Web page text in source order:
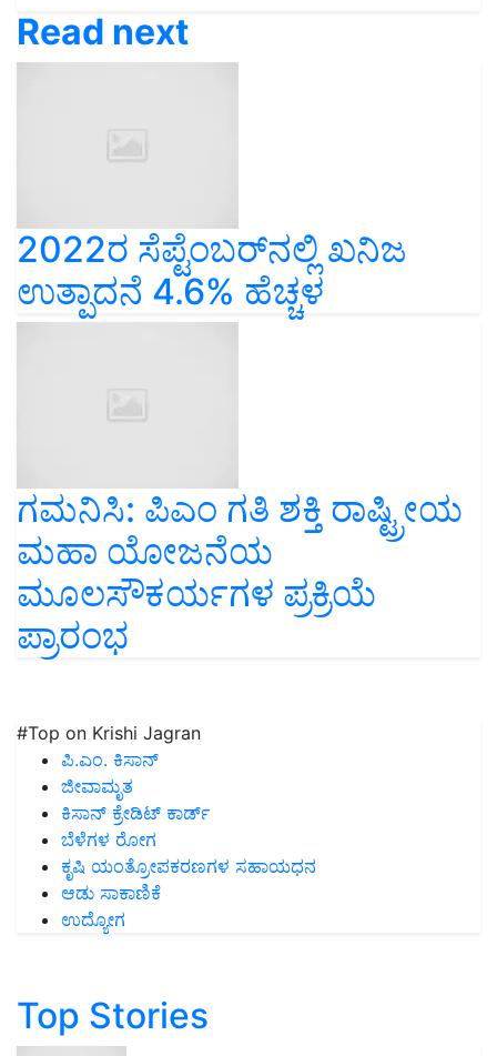
Read next
2022ರ ಸೆಪ್ಟೆಂಬರ್‌ನಲ್ಲಿ ಖನಿಜ
ಉತ್ಪಾದನೆ 4.6% ಹೆಚ್ಚಳ
ಗಮನಿಸಿ: ಪಿಎಂ ಗತಿ ಶಕ್ತಿ ರಾಷ್ಟ್ರೀಯ
ಮಹಾ ಯೋಜನೆಯ
ಮೂಲಸೌಕರ್ಯಗಳ ಪ್ರಕ್ರಿಯೆ
ಪ್ರಾರಂಭ
#Top on Krishi Jagran
ಪಿ.ಎಂ. ಕಿಸಾನ್
ಜೀವಾಮೃತ
ಕಿಸಾನ್ ಕ್ರೇಡಿಟ್ ಕಾರ್ಡ್
ಬೆಳೆಗಳ ರೋಗ
ಕೃಷಿ ಯಂತ್ರೋಪಕರಣಗಳ ಸಹಾಯಧನ
ಆಡು ಸಾಕಾಣಿಕೆ
ಉದ್ಯೋಗ
Top Stories